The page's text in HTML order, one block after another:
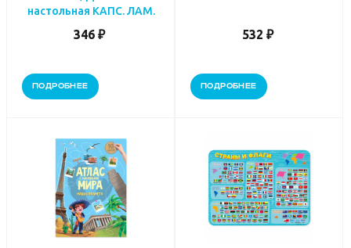
настольная КАПС. ЛАМ.
346 ₽
ПОДРОБНЕЕ
532 ₽
ПОДРОБНЕЕ